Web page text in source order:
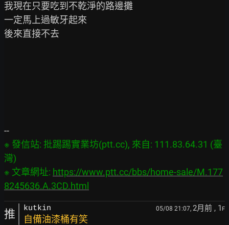
我現在只要吃到不乾淨的路邊攤
一定馬上過敏牙起來
後來直接不去
※ 發信站: 批踢踢實業坊(ptt.cc), 來自: 111.83.64.31 (臺
灣)
※ 文章網址: https://www.ptt.cc/bbs/home-sale/M.177
8245636.A.3CD.html
推 kutkin 05/08 21:07, 2月前 , 1 F
自備油漆桶有笑